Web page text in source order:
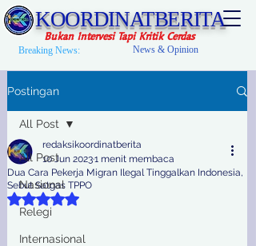
KOORDINATBERITA
Bukan Intervesi Tapi Kritik Cerdas
Breaking News: News & Opinion
Postingan
All Post
Nasional
Relegi
Internasional
All Post
Dua Cara Pekerja Migran Ilegal Tinggalkan Indonesia,
Sebut Satgas TPPO
redaksikoordinatberita
10 Jun 20231 menit membaca
Dinilai NaN dari 5 bintang.